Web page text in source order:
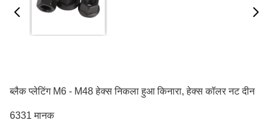
ब्लैक प्लेटिंग M6 - M48 हेक्स निकला हुआ किनारा, हेक्स कॉलर नट दीन
6331 मानक